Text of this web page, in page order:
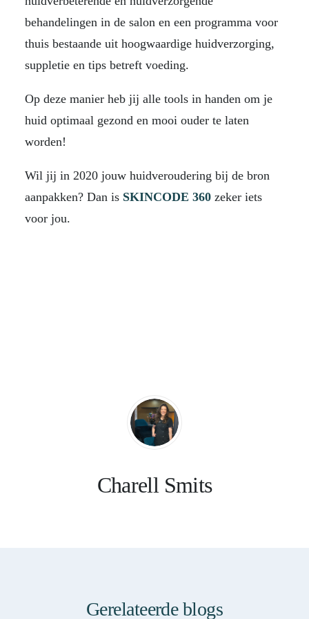
behandelingen in de salon en een programma voor
thuis bestaande uit hoogwaardige huidverzorging,
suppletie en tips betreft voeding.
Op deze manier heb jij alle tools in handen om je
huid optimaal gezond en mooi ouder te laten
worden!
Wil jij in 2020 jouw huidveroudering bij de bron
aanpakken? Dan is SKINCODE 360 zeker iets
voor jou.
Charell Smits
Gerelateerde blogs